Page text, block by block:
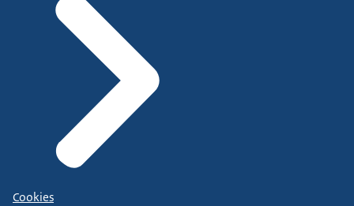
Cookies